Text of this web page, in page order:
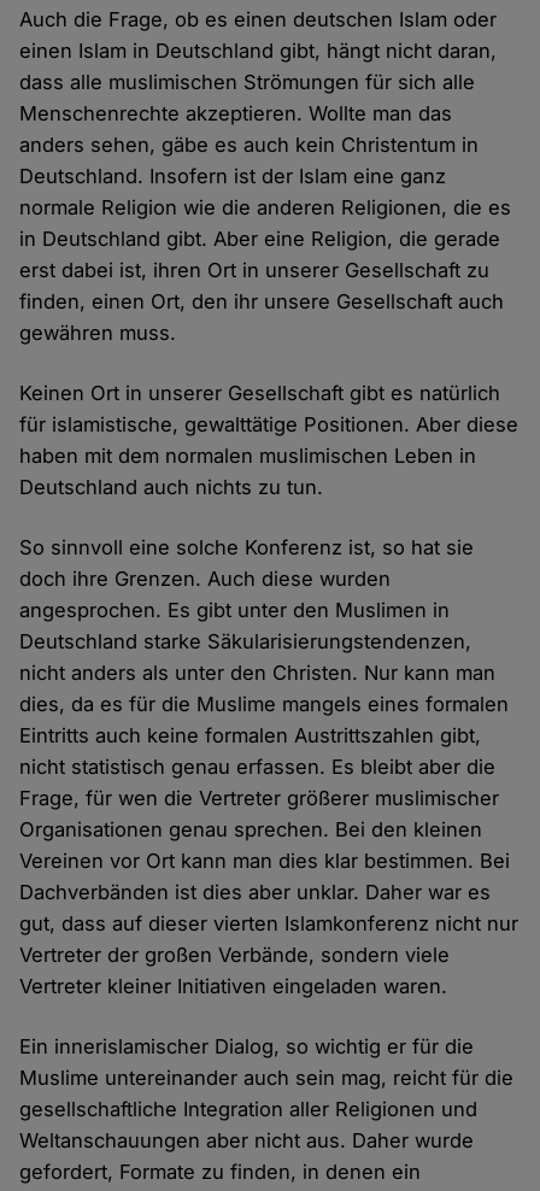
Auch die Frage, ob es einen deutschen Islam oder
einen Islam in Deutschland gibt, hängt nicht daran,
dass alle muslimischen Strömungen für sich alle
Menschenrechte akzeptieren. Wollte man das
anders sehen, gäbe es auch kein Christentum in
Deutschland. Insofern ist der Islam eine ganz
normale Religion wie die anderen Religionen, die es
in Deutschland gibt. Aber eine Religion, die gerade
erst dabei ist, ihren Ort in unserer Gesellschaft zu
finden, einen Ort, den ihr unsere Gesellschaft auch
gewähren muss.
Keinen Ort in unserer Gesellschaft gibt es natürlich
für islamistische, gewalttätige Positionen. Aber diese
haben mit dem normalen muslimischen Leben in
Deutschland auch nichts zu tun.
So sinnvoll eine solche Konferenz ist, so hat sie
doch ihre Grenzen. Auch diese wurden
angesprochen. Es gibt unter den Muslimen in
Deutschland starke Säkularisierungstendenzen,
nicht anders als unter den Christen. Nur kann man
dies, da es für die Muslime mangels eines formalen
Eintritts auch keine formalen Austrittszahlen gibt,
nicht statistisch genau erfassen. Es bleibt aber die
Frage, für wen die Vertreter größerer muslimischer
Organisationen genau sprechen. Bei den kleinen
Vereinen vor Ort kann man dies klar bestimmen. Bei
Dachverbänden ist dies aber unklar. Daher war es
gut, dass auf dieser vierten Islamkonferenz nicht nur
Vertreter der großen Verbände, sondern viele
Vertreter kleiner Initiativen eingeladen waren.
Ein innerislamischer Dialog, so wichtig er für die
Muslime untereinander auch sein mag, reicht für die
gesellschaftliche Integration aller Religionen und
Weltanschauungen aber nicht aus. Daher wurde
gefordert, Formate zu finden, in denen ein